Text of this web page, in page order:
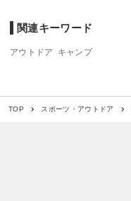
関連キーワード
アウトドア キャンプ
TOP スポーツ・アウトドア